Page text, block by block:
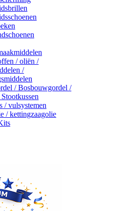
/ oliën /
/
/ Bosbouwgordel /
/ vulsystemen
/ kettingzaagolie